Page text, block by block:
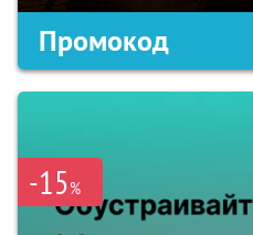
Промокод
-15%